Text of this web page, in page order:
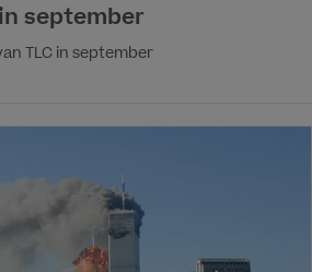
september
TLC in september